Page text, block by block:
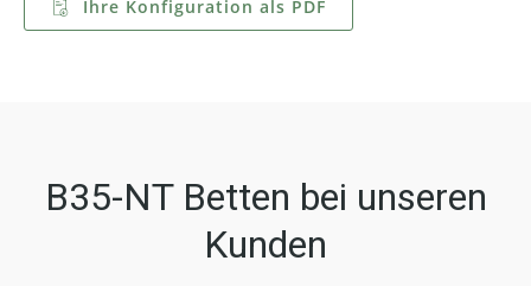
Ihre Konfiguration als PDF
B35-NT Betten bei unseren
Kunden